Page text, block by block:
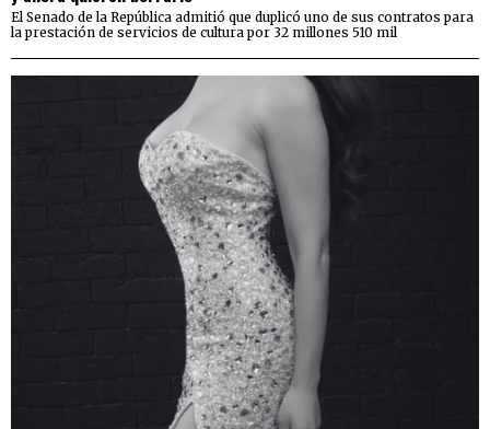
El Senado de la República admitió que duplicó uno de sus contratos para
la prestación de servicios de cultura por 32 millones 510 mil